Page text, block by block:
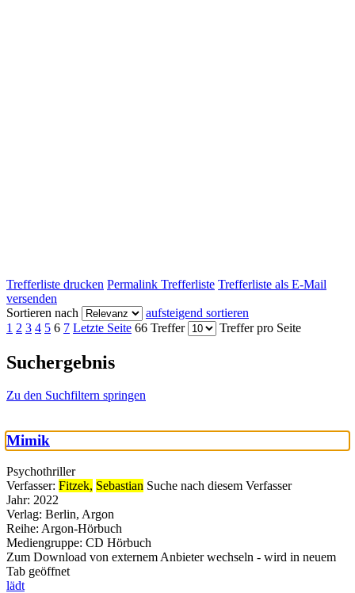
Trefferliste drucken Permalink Trefferliste Trefferliste als E-Mail
versenden
Sortieren nach
aufsteigend sortieren
1 2 3 4 5 6 7 Letzte Seite 66 Treffer Treffer pro Seite
Suchergebnis
Zu den Suchfiltern springen
Mimik
Psychothriller
Verfasser: Fitzek, Sebastian Suche nach diesem Verfasser
Jahr: 2022
Verlag: Berlin, Argon
Reihe: Argon-Hörbuch
Mediengruppe: CD Hörbuch
Zum Download von externem Anbieter wechseln - wird in neuem
Tab geöffnet
lädt